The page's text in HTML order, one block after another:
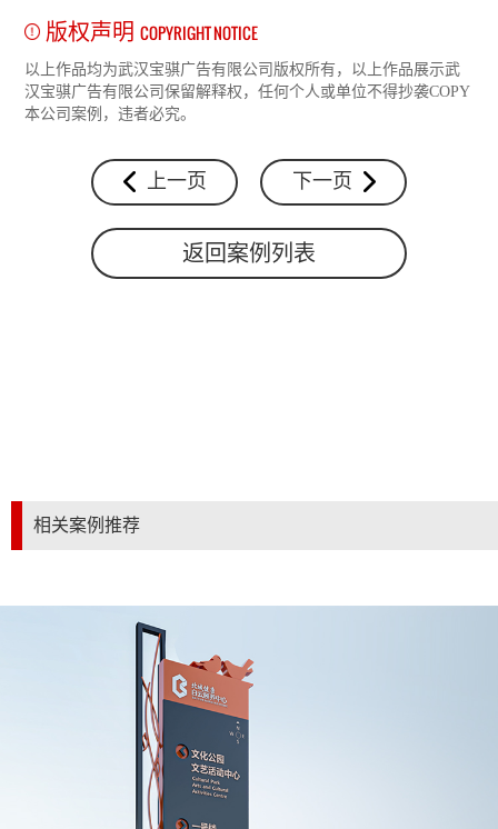
版权声明 COPYRIGHT NOTICE
以上作品均为武汉宝骐广告有限公司版权所有，以上作品展示武
汉宝骐广告有限公司保留解释权，任何个人或单位不得抄袭COPY
本公司案例，违者必究。
上一页 下一页
返回案例列表
相关案例推荐